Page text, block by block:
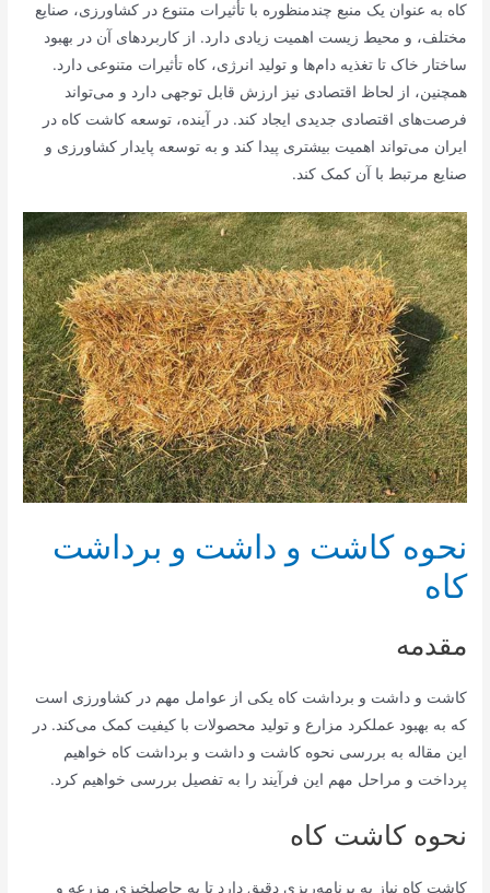
کاه به عنوان یک منبع چندمنظوره با تأثیرات متنوع در کشاورزی، صنایع
مختلف، و محیط زیست اهمیت زیادی دارد. از کاربردهای آن در بهبود
ساختار خاک تا تغذیه دام‌ها و تولید انرژی، کاه تأثیرات متنوعی دارد.
همچنین، از لحاظ اقتصادی نیز ارزش قابل توجهی دارد و می‌تواند
فرصت‌های اقتصادی جدیدی ایجاد کند. در آینده، توسعه کاشت کاه در
ایران می‌تواند اهمیت بیشتری پیدا کند و به توسعه پایدار کشاورزی و
صنایع مرتبط با آن کمک کند.
نحوه کاشت و داشت و برداشت
کاه
مقدمه
کاشت و داشت و برداشت کاه یکی از عوامل مهم در کشاورزی است
که به بهبود عملکرد مزارع و تولید محصولات با کیفیت کمک می‌کند. در
این مقاله به بررسی نحوه کاشت و داشت و برداشت کاه خواهیم
پرداخت و مراحل مهم این فرآیند را به تفصیل بررسی خواهیم کرد.
نحوه کاشت کاه
کاشت کاه نیاز به برنامه‌ریزی دقیق دارد تا به حاصلخیزی مزرعه و